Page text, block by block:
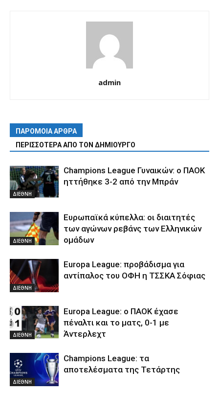
admin
ΠΑΡΟΜΟΙΑ ΑΡΘΡΑ
ΠΕΡΙΣΣΟΤΕΡΑ ΑΠΟ ΤΟΝ ΔΗΜΙΟΥΡΓΟ
ΔΙΕΘΝΗ
Champions League Γυναικών: ο ΠΑΟΚ
ηττήθηκε 3-2 από την Μπράν
ΔΙΕΘΝΗ
Ευρωπαϊκά κύπελλα: οι διαιτητές
των αγώνων ρεβάνς των Ελληνικών
ομάδων
ΔΙΕΘΝΗ
Europa League: προβάδισμα για
αντίπαλος του ΟΦΗ η ΤΣΣΚΑ Σόφιας
ΔΙΕΘΝΗ
Europa League: ο ΠΑΟΚ έχασε
πέναλτι και το ματς, 0-1 με
Άντερλεχτ
ΔΙΕΘΝΗ
Champions League: τα
αποτελέσματα της Τετάρτης